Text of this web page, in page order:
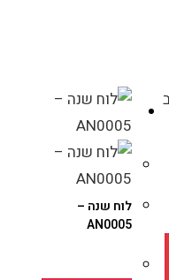
לוח שנה –
AN0005